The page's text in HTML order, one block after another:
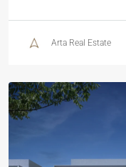
Arta Real Estate